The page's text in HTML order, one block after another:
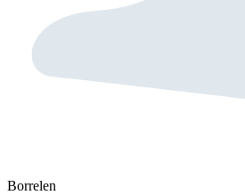
Borrelen